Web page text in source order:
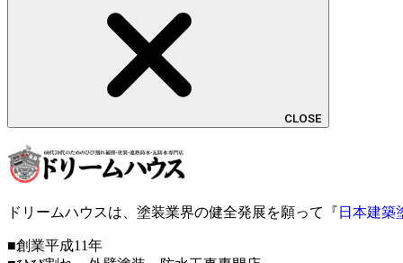
CLOSE
ドリームハウスは、塗装業界の健全発展を願って『 日本建築
■創業平成11年